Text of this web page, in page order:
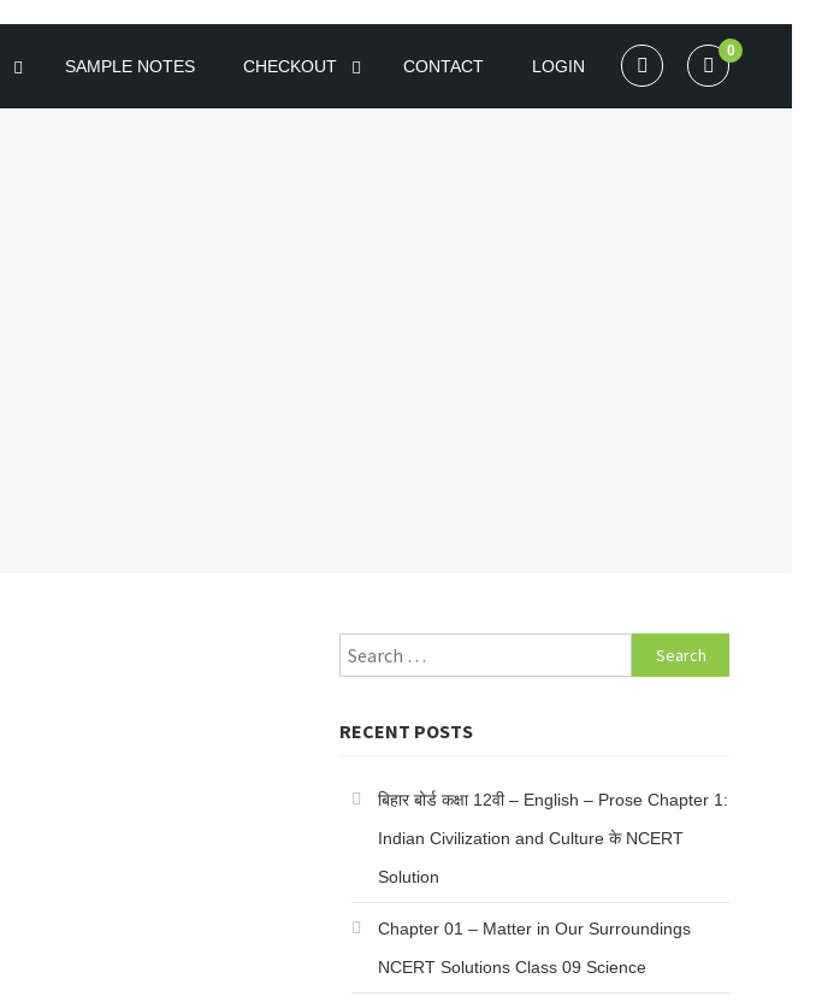
SAMPLE NOTES CHECKOUT CONTACT LOGIN
0
Search for:
RECENT POSTS
बिहार बोर्ड कक्षा 12वी – English – Prose Chapter 1:
Indian Civilization and Culture के NCERT
Solution
Chapter 01 – Matter in Our Surroundings
NCERT Solutions Class 09 Science